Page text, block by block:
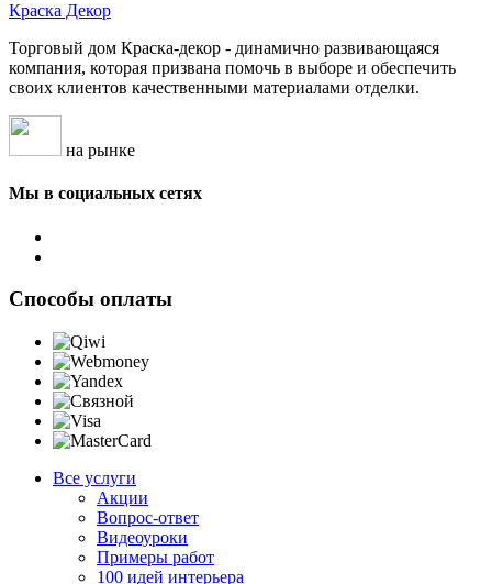
Краска Декор
Торговый дом Краска-декор - динамично развивающаяся
компания, которая призвана помочь в выборе и обеспечить
своих клиентов качественными материалами отделки.
на рынке
Мы в социальных сетях
Способы оплаты
Все услуги
Акции
Вопрос-ответ
Видеоуроки
Примеры работ
100 идей интерьера